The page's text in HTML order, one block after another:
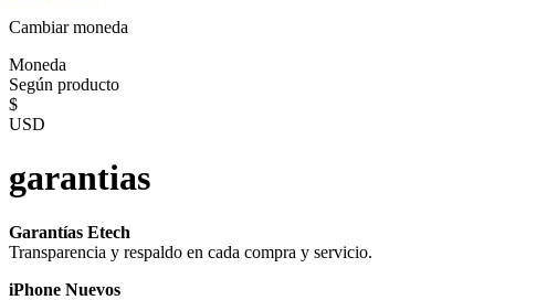
Cambiar moneda
Moneda
Según producto
$
USD
garantias
Garantías Etech
Transparencia y respaldo en cada compra y servicio.
iPhone Nuevos